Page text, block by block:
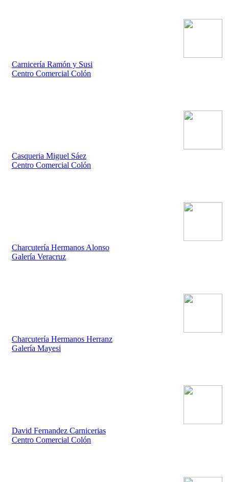
Carnicería Ramón y Susi
Centro Comercial Colón
Casqueria Miguel Sáez
Centro Comercial Colón
Charcutería Hermanos Alonso
Galería Veracruz
Charcutería Hermanos Herranz
Galería Mayesi
David Fernandez Carnicerias
Centro Comercial Colón